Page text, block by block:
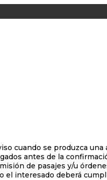
cuando se produzca
antes de la
de pasajes y/u
el interesado deberá